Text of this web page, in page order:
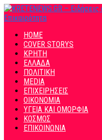
HOME
COVER STORYS
ΚΡΗΤΗ
ΕΛΛΑΔΑ
ΠΟΛΙΤΙΚΗ
MEDIA
ΕΠΙΧΕΙΡΗΣΕΙΣ
ΟΙΚΟΝΟΜΙΑ
ΥΓΕΙΑ ΚΑΙ ΟΜΟΡΦΙΑ
ΚΟΣΜΟΣ
ΕΠΙΚΟΙΝΩΝΙΑ